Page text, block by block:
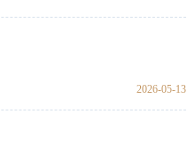
2026-05-13